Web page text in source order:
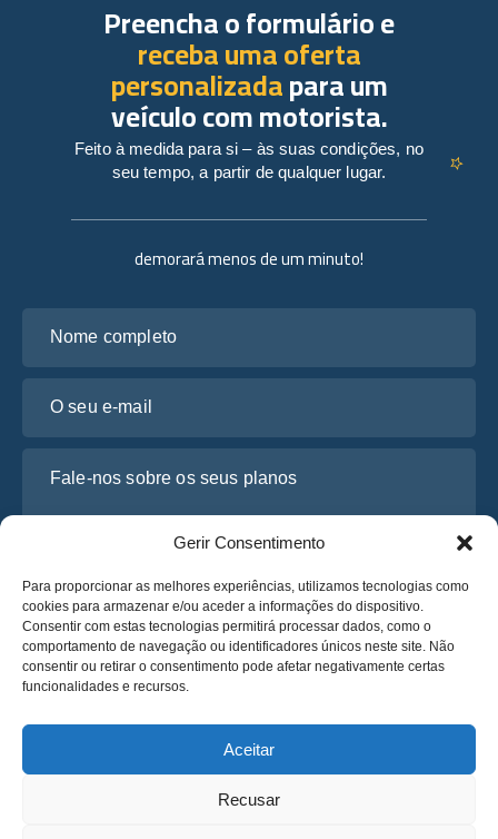
Gerir Consentimento
Para proporcionar as melhores experiências, utilizamos tecnologias como
cookies para armazenar e/ou aceder a informações do dispositivo.
Consentir com estas tecnologias permitirá processar dados, como o
comportamento de navegação ou identificadores únicos neste site. Não
consentir ou retirar o consentimento pode afetar negativamente certas
funcionalidades e recursos.
Aceitar
Recusar
demorará menos de um minuto!
Li e concordo com a
Obtenha um Orçamento
Obtenha um Orçamento
Preencha o formulário e
receba uma oferta
personalizadapara um
veículo com motorista.
Feito à medida para si – às suas condições, no
seu tempo, a partir de qualquer lugar.